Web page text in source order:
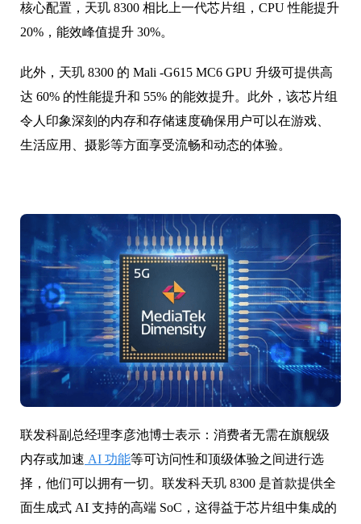
核心配置，天玑 8300 相比上一代芯片组，CPU 性能提升
20%，能效峰值提升 30%。
此外，天玑 8300 的 Mali -G615 MC6 GPU 升级可提供高
达 60% 的性能提升和 55% 的能效提升。此外，该芯片组
令人印象深刻的内存和存储速度确保用户可以在游戏、
生活应用、摄影等方面享受流畅和动态的体验。
联发科副总经理李彦池博士表示：消费者无需在旗舰级
内存或加速 AI 功能等可访问性和顶级体验之间进行选
择，他们可以拥有一切。联发科天玑 8300 是首款提供全
面生成式 AI 支持的高端 SoC，这得益于芯片组中集成的